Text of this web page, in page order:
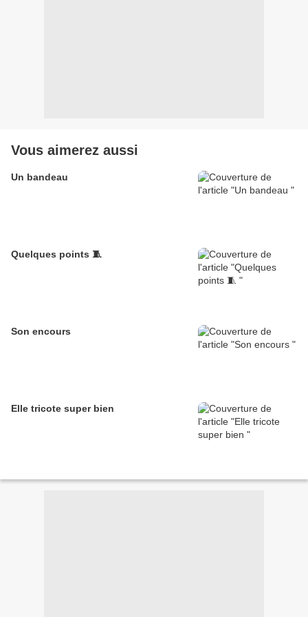
Vous aimerez aussi
Un bandeau
Quelques points 🧵
Son encours
Elle tricote super bien